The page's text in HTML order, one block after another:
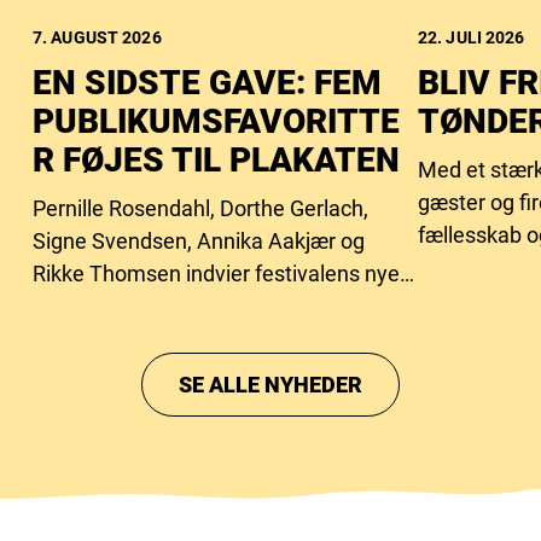
7. AUGUST 2026
EN SIDSTE GAVE: FEM
PUBLIKUMSFAVORITTE
R FØJES TIL PLAKATEN
Pernille Rosendahl, Dorthe Gerlach,
Signe Svendsen, Annika Aakjær og
Rikke Thomsen indvier festivalens nye
22. JULI 2026
BLIV
Med et
gæster og
fællesskab
SE ALLE NYHEDER